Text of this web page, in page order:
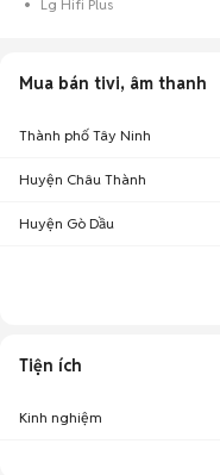
Lg Hifi Plus
Mua bán tivi, âm thanh
Thành phố Tây Ninh
Huyện Châu Thành
Huyện Gò Dầu
Tiện ích
Kinh nghiệm